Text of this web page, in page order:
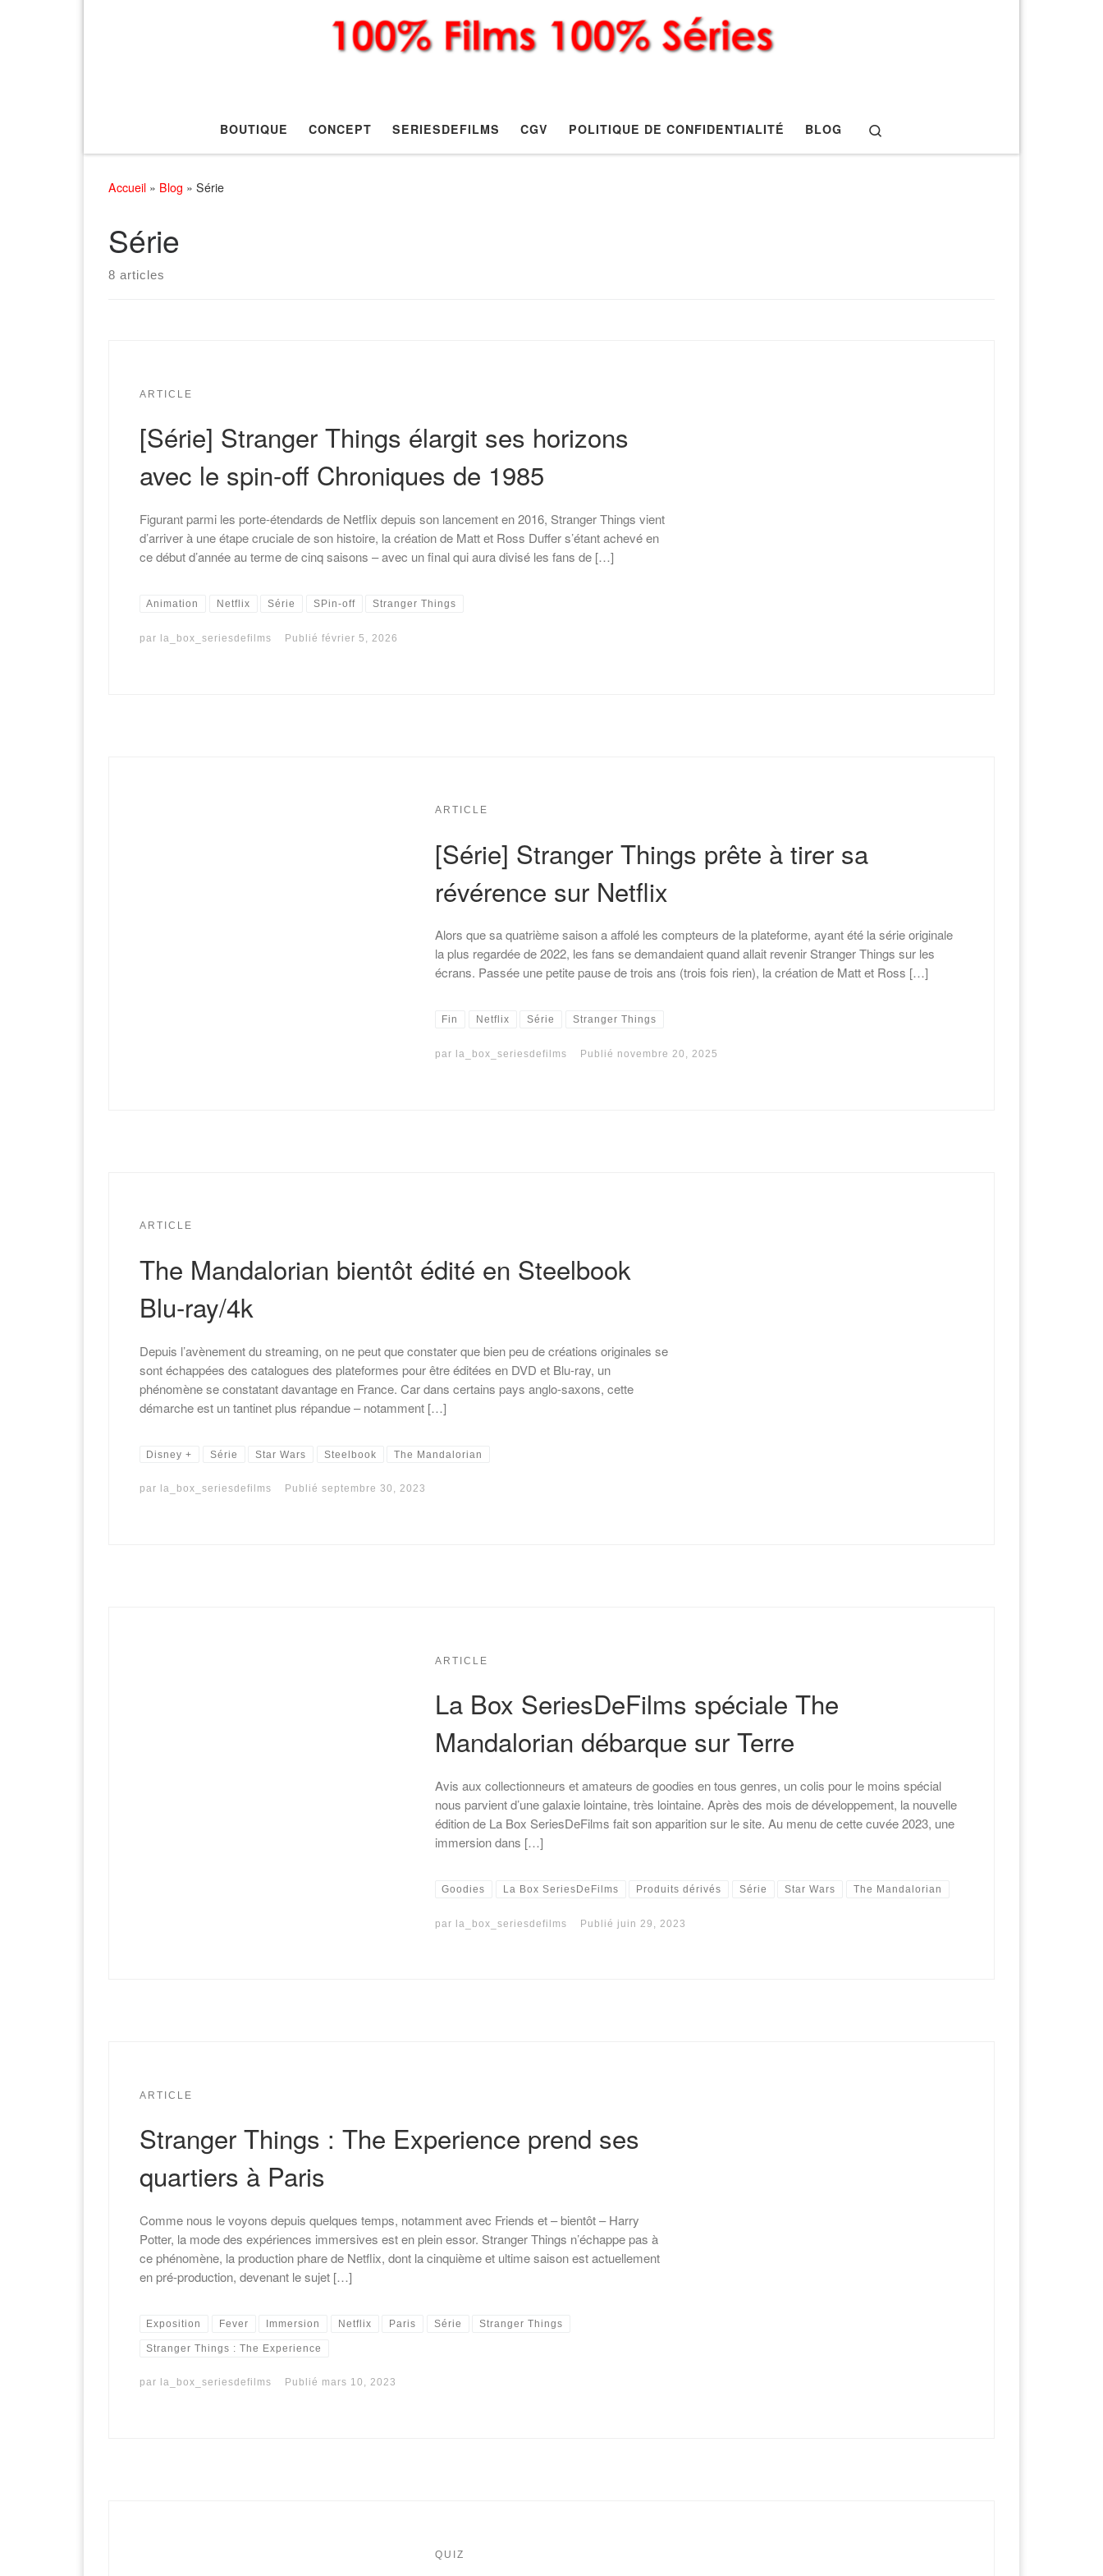
BOUTIQUE CONCEPT SERIESDEFILMS CGV POLITIQUE DE CONFIDENTIALITÉ BLOG
Accueil » Blog » Série
Série
8 articles
ARTICLE
[Série] Stranger Things élargit ses horizons
avec le spin-off Chroniques de 1985
Figurant parmi les porte-étendards de Netflix depuis son lancement en 2016, Stranger Things vient
d’arriver à une étape cruciale de son histoire, la création de Matt et Ross Duffer s’étant achevé en
ce début d’année au terme de cinq saisons – avec un final qui aura divisé les fans de […]
Animation Netflix Série SPin-off Stranger Things
par la_box_seriesdefilms Publié février 5, 2026
ARTICLE
[Série] Stranger Things prête à tirer sa
révérence sur Netflix
Alors que sa quatrième saison a affolé les compteurs de la plateforme, ayant été la série originale
la plus regardée de 2022, les fans se demandaient quand allait revenir Stranger Things sur les
écrans. Passée une petite pause de trois ans (trois fois rien), la création de Matt et Ross […]
Fin Netflix Série Stranger Things
par la_box_seriesdefilms Publié novembre 20, 2025
ARTICLE
The Mandalorian bientôt édité en Steelbook
Blu-ray/4k
Depuis l’avènement du streaming, on ne peut que constater que bien peu de créations originales se
sont échappées des catalogues des plateformes pour être éditées en DVD et Blu-ray, un
phénomène se constatant davantage en France. Car dans certains pays anglo-saxons, cette
démarche est un tantinet plus répandue – notamment […]
Disney + Série Star Wars Steelbook The Mandalorian
par la_box_seriesdefilms Publié septembre 30, 2023
ARTICLE
La Box SeriesDeFilms spéciale The
Mandalorian débarque sur Terre
Avis aux collectionneurs et amateurs de goodies en tous genres, un colis pour le moins spécial
nous parvient d’une galaxie lointaine, très lointaine. Après des mois de développement, la nouvelle
édition de La Box SeriesDeFilms fait son apparition sur le site. Au menu de cette cuvée 2023, une
immersion dans […]
Goodies La Box SeriesDeFilms Produits dérivés Série Star Wars The Mandalorian
par la_box_seriesdefilms Publié juin 29, 2023
ARTICLE
Stranger Things : The Experience prend ses
quartiers à Paris
Comme nous le voyons depuis quelques temps, notamment avec Friends et – bientôt – Harry
Potter, la mode des expériences immersives est en plein essor. Stranger Things n’échappe pas à
ce phénomène, la production phare de Netflix, dont la cinquième et ultime saison est actuellement
en pré-production, devenant le sujet […]
Exposition Fever Immersion Netflix Paris Série Stranger Things
Stranger Things : The Experience
par la_box_seriesdefilms Publié mars 10, 2023
QUIZ